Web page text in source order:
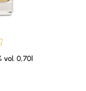
von 5 Sternen
vol. 0,70l